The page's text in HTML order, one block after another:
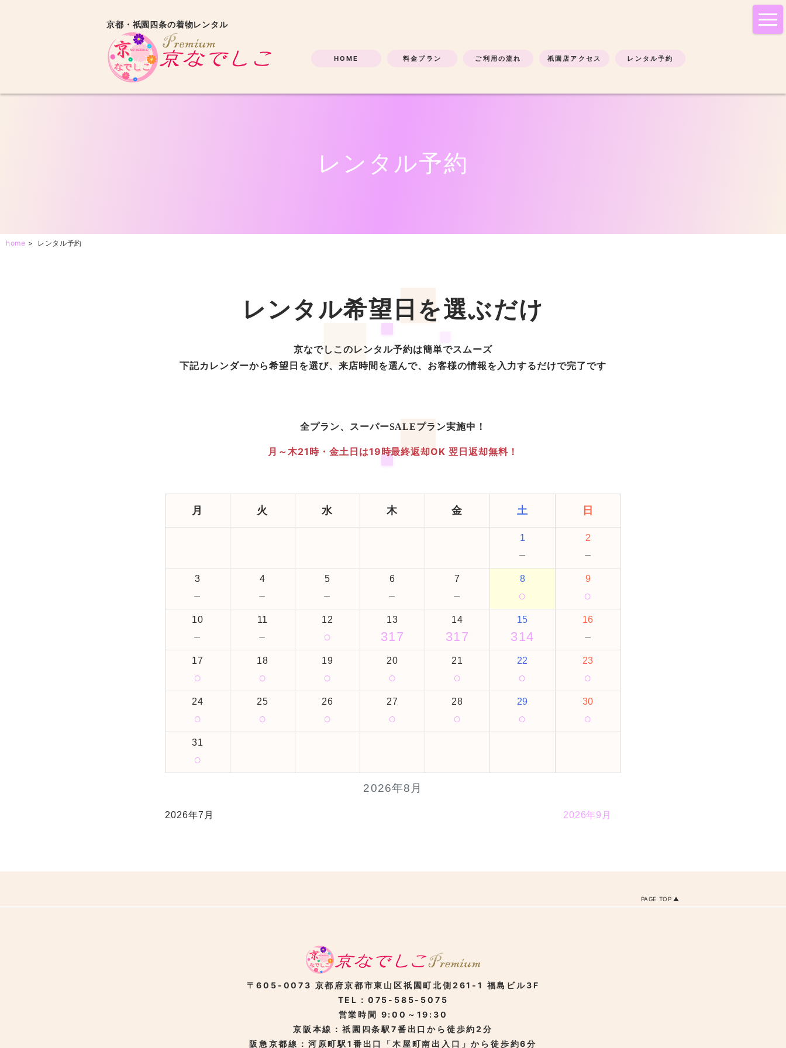
京都・祇園四条の着物レンタル
HOME 料金プラン ご利用の流れ 祇園店アクセス レンタル予約
レンタル予約
home > レンタル予約
レンタル希望日を選ぶだけ
京なでしこのレンタル予約は簡単でスムーズ
下記カレンダーから希望日を選び、来店時間を選んで、お客様の情報を入力するだけで完了です
全プラン、スーパーSALEプラン実施中！
月～木21時・金土日は19時最終返却OK 翌日返却無料！
2026年8月
月 火 水 木 金 土 日
1
－
2
－
3
－
4
－
5
－
6
－
7
－
8
○
9
○
10
－
11
－
12
○
13
317
14
317
15
314
16
－
17
○
18
○
19
○
20
○
21
○
22
○
23
○
24
○
25
○
26
○
27
○
28
○
29
○
30
○
31
○
2026年7月 2026年9月
PAGE TOP
〒605-0073 京都府京都市東山区祇園町北側261-1 福島ビル3F
TEL：075-585-5075
営業時間 9:00～19:30
京阪本線：祇園四条駅7番出口から徒歩約2分
阪急京都線：河原町駅 1番出口「木屋町南出入口」から徒歩約6分